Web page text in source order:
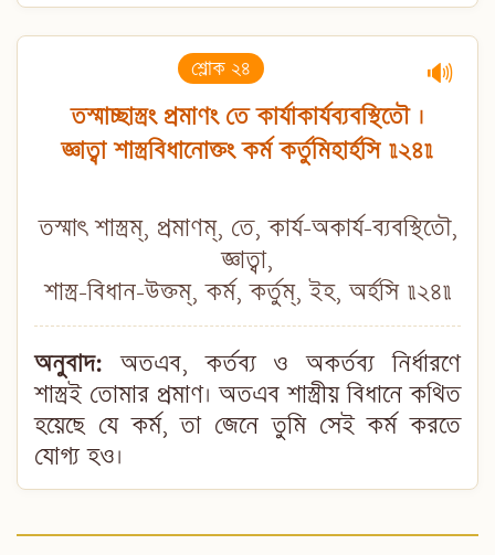
শ্লোক ২৪ 🔊
তস্মাচ্ছাস্ত্রং প্রমাণং তে কার্যাকার্যব্যবস্থিতৌ ।
জ্ঞাত্বা শাস্ত্রবিধানোক্তং কর্ম কর্তুমিহার্হসি ॥২৪॥
তস্মাৎ শাস্ত্রম্, প্রমাণম্, তে, কার্য-অকার্য-ব্যবস্থিতৌ,
জ্ঞাত্বা,
শাস্ত্র-বিধান-উক্তম্, কর্ম, কর্তুম্, ইহ, অর্হসি ॥২৪॥
অনুবাদ: অতএব, কর্তব্য ও অকর্তব্য নির্ধারণে
শাস্ত্রই তোমার প্রমাণ। অতএব শাস্ত্রীয় বিধানে কথিত
হয়েছে যে কর্ম, তা জেনে তুমি সেই কর্ম করতে
যোগ্য হও।